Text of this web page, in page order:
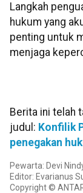
Langkah
hukum yang
penting untuk
menjaga
Berita ini telah
judul: Konfilik
penegakan
Pewarta: Devi
Editor: Evarianus
Copyright ©